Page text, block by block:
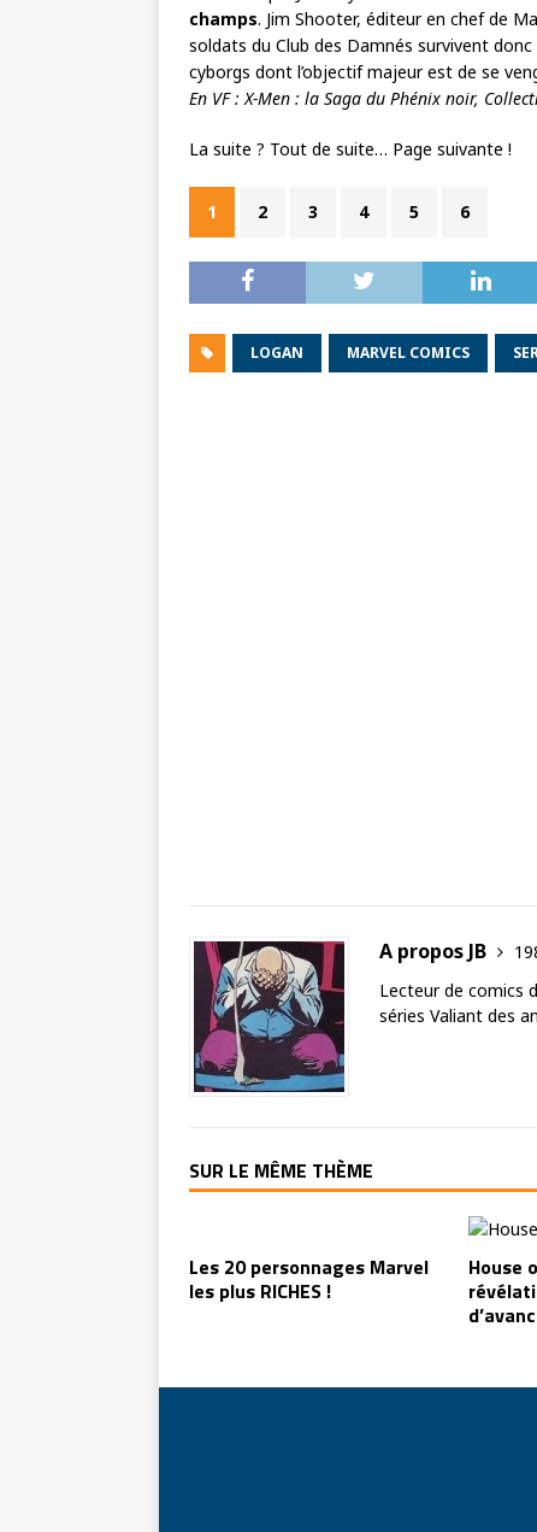
champs. Jim Shooter, éditeur en chef de
soldats du Club des Damnés survivent
cyborgs dont l’objectif majeur est de se
En VF : X-Men : la Saga du Phénix noir,
La suite ? Tout de suite… Page suivante !
1 2 3 4 5 6
LOGAN MARVEL COMICS
A propos JB
Lecteur de comics
séries Valiant des
SUR LE MÊME THÈME
Les 20 personnages Marvel
les plus RICHES !
House